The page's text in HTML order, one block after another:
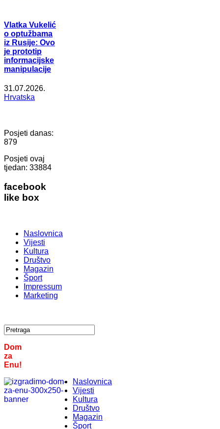
Vlatka Vukelić
o optužbama
iz Rusije: Ovo
je prototip
informacijske
manipulacije
31.07.2026.
Hrvatska
Posjeti danas:
879
Posjeti ovaj
tjedan: 33884
facebook
like box
Naslovnica
Vijesti
Kultura
Društvo
Magazin
Šport
Impressum
Marketing
Dom
za
Enu!
Naslovnica
Vijesti
Kultura
Društvo
Magazin
Šport